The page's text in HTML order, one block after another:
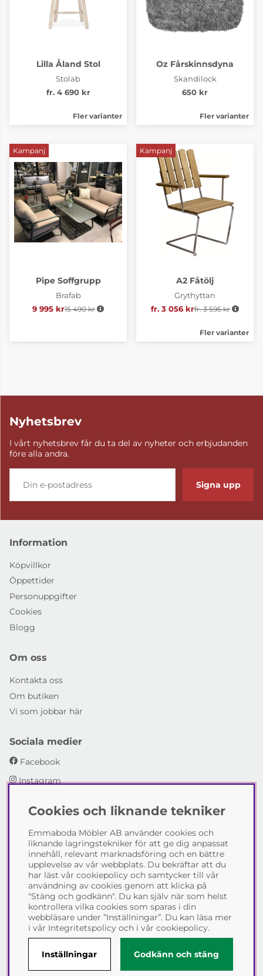
Lilla Åland Stol
Stolab
fr. 4 690 kr
Fler varianter
Oz Fårskinnsdyna
Skandilock
650 kr
Fler varianter
Kampanj
Pipe Soffgrupp
Brafab
9 995 kr Ordinarie pris:
15 490 kr
Kampanj
A2 Fåtölj
Grythyttan
fr. 3 056 krOrdinarie pris:
fr. 3 595 kr
Fler varianter
Nyhetsbrev
I vårt nyhetsbrev får du ta del av nyheter och erbjudanden
före alla andra.
Signa upp
Information
Köpvillkor
Öppettider
Personuppgifter
Cookies
Blogg
Om oss
Kontakta oss
Om butiken
Vi som jobbar här
Sociala medier
Facebook
Instagram
Emmaboda Möbler AB
I fyra generationer har vi hjälpt människor att möblera
sina hem och uppfylla sina inredningsdrömmar med
möbeldesign av högsta kvalitet. Vi vill hjälpa just dig att
skapa ditt drömhem - kontakta gärna oss och berätta
hur vi kan hjälpa dig.
Telefon:0471-13690
E-post:info@emmabodamobler.se
Cookies och liknande tekniker
Emmaboda Möbler AB använder cookies och
liknande lagringstekniker för att ge dig anpassat
innehåll, relevant marknadsföring och en bättre
upplevelse av vår webbplats. Du bekräftar att du
har läst vår cookiepolicy och samtycker till vår
användning av cookies genom att klicka på
"Stäng och godkänn". Du kan själv när som helst
kontrollera vilka cookies som sparas i din
webbläsare under ”Inställningar”. Du kan läsa mer
i vår Integritetspolicy och i vår cookiepolicy.
Inställningar Godkänn och stäng